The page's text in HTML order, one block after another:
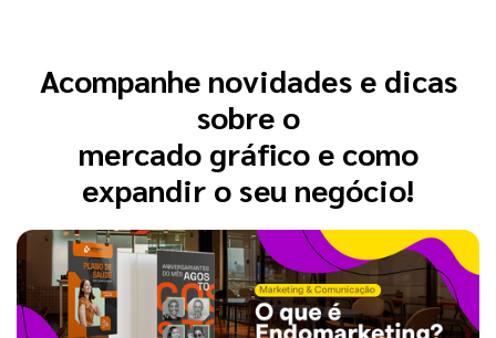
Acompanhe novidades e dicas
sobre o
mercado gráfico e como
expandir o seu negócio!